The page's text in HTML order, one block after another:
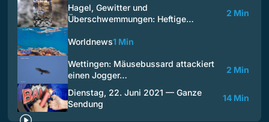
Hagel, Gewitter und
Überschwemmungen: Heftige…
2 Min
Worldnews1 Min
Wettingen: Mäusebussard attackiert
einen Jogger…
2 Min
Dienstag, 22. Juni 2021 — Ganze
Sendung
14 Min